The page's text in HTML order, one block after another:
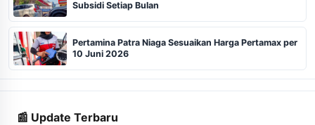
Subsidi Setiap Bulan
Pertamina Patra Niaga Sesuaikan Harga Pertamax per
10 Juni 2026
📰 Update Terbaru